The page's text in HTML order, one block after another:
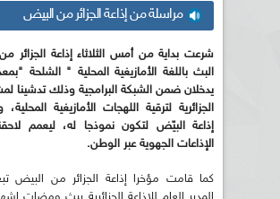
مراسلة من إذاعة الجزائر من البيض
شرعت بداية من أمس الثلاثاء إذاعة الجزائر
البث باللغة الأمازيغية المحلية " الشلحة
يدخلان ضمن الشبكة البرامجية وذلك تدشينا
الجزائرية لترقية اللهجات الأمازيغية
إذاعة البيّض لتكون نموذجا له، ليعمم
الإذاعات الجهوية عبر الوطن.
كما قامت مؤخرا إذاعة الجزائر من البيض